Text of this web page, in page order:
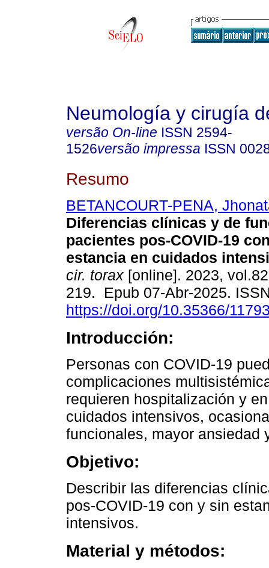
Neumología y cirugía
versão On-line ISSN 2594-
1526versão impressa ISSN
Resumo
BETANCOURT-PENA,
Diferencias clínicas y de
pacientes pos-COVID-19
estancia en cuidados
cir. torax [online]. 2023,
219. Epub 07-Abr-2025.
https://doi.org/10.35366/
Introducción:
Personas con COVID-19
complicaciones
requieren hospitalización y
cuidados intensivos,
funcionales, mayor ansiedad
Objetivo:
Describir las diferencias
pos-COVID-19 con y sin
intensivos.
Material y métodos: